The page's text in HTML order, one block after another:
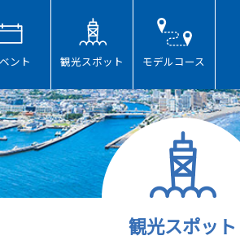
ント 観光スポット モデルコース
観光スポット